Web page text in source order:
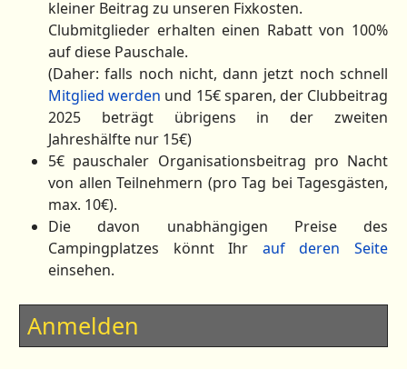
kleiner Beitrag zu unseren Fixkosten.
Clubmitglieder erhalten einen Rabatt von 100%
auf diese Pauschale.
(Daher: falls noch nicht, dann jetzt noch schnell
Mitglied werden und 15€ sparen, der Clubbeitrag
2025 beträgt übrigens in der zweiten
Jahreshälfte nur 15€)
5€ pauschaler Organisationsbeitrag pro Nacht
von allen Teilnehmern (pro Tag bei Tagesgästen,
max. 10€).
Die davon unabhängigen Preise des
Campingplatzes könnt Ihr auf deren Seite
einsehen.
Anmelden